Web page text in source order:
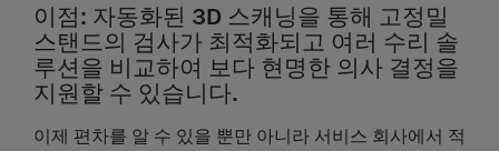
이점: 자동화된 3D 스캐닝을 통해 고정밀
스탠드의 검사가 최적화되고 여러 수리 솔
루션을 비교하여 보다 현명한 의사 결정을
지원할 수 있습니다.
이제 편차를 알 수 있을 뿐만 아니라 서비스 회사에서 적